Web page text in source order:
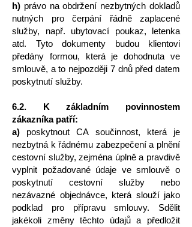
h) právo na obdržení nezbytných dokladů
nutných pro čerpání řádně zaplacené
služby, např. ubytovací poukaz, letenka
atd. Tyto dokumenty budou klientovi
předány formou, která je dohodnuta ve
smlouvě, a to nejpozději 7 dnů před datem
poskytnutí služby.
6.2. K základním povinnostem
zákazníka patří:
a) poskytnout CA součinnost, která je
nezbytná k řádnému zabezpečení a plnění
cestovní služby, zejména úplně a pravdivě
vyplnit požadované údaje ve smlouvě o
poskytnutí cestovní služby nebo
nezávazné objednávce, která slouží jako
podklad pro přípravu smlouvy. Sdělit
jakékoli změny těchto údajů a předložit